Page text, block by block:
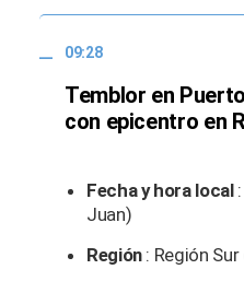
09:28
Temblor en
con epicentro en
Fecha y hora local:
Juan)
Región: Región